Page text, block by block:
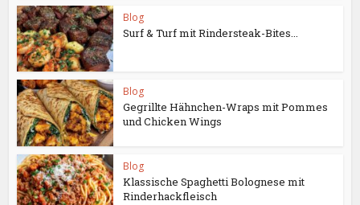
Blog
Surf & Turf mit Rindersteak-Bites...
Blog
Gegrillte Hähnchen-Wraps mit Pommes
und Chicken Wings
Blog
Klassische Spaghetti Bolognese mit
Rinderhackfleisch